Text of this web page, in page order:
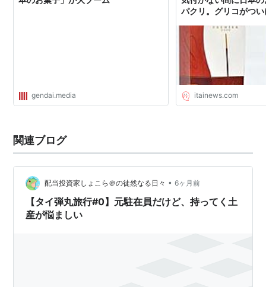
gendai.media
パクリ。グリコがつ
itainews.com
関連ブログ
配当投資家しょこら＠の徒然なる日々 • 6ヶ月前
【タイ弾丸旅行#0】元駐在員だけど、持ってく土
産が悩ましい